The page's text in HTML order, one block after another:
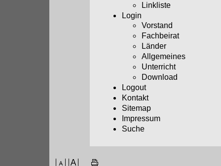
Linkliste
Login
Vorstand
Fachbeirat
Länder
Allgemeines
Unterricht
Download
Logout
Kontakt
Sitemap
Impressum
Suche